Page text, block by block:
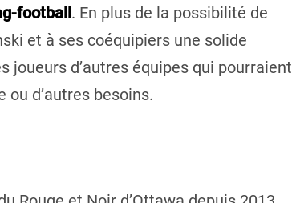
football. En plus de la possibilité de
et à ses coéquipiers une solide
joueurs d’autres équipes qui pourraient
ou d’autres besoins.